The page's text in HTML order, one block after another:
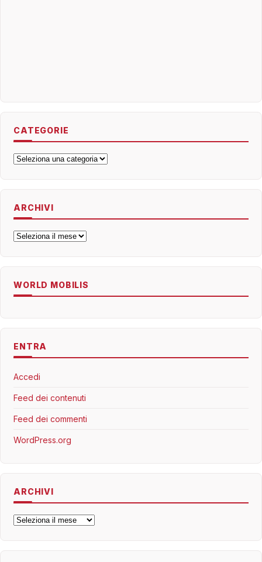
CATEGORIE
Categorie
ARCHIVI
Archivi
WORLD MOBILIS
ENTRA
Accedi
Feed dei contenuti
Feed dei commenti
WordPress.org
ARCHIVI
Archivi